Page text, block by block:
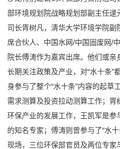
部环境规划院战略规划部副主任逯
司长胥树凡，清华大学环境学院
席合伙人、中国水网/中国固废网/
院长傅涛作为嘉宾出席。他们或
长期关注政策及产业，对“水十条”
身参与了整个“水十条”内容的起草
需求测算及投资拉动测算工作；
环保产业的发展工作，王凯军是参
的知名专家；傅涛则曾参与了“水
现场，三位环保部官员及两位专家